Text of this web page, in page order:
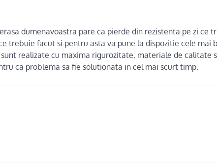
dumenavoastra pare ca pierde din rezistenta pe zi ce
trebuie facut si pentru asta va pune la dispozitie cele mai
sunt realizate cu maxima rigurozitate, materiale de calitate
ca problema sa fie solutionata in cel mai scurt timp.